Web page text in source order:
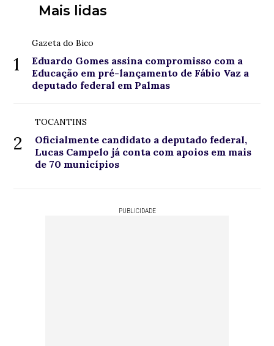
Mais lidas
1
Gazeta do Bico
Eduardo Gomes assina compromisso com a
Educação em pré-lançamento de Fábio Vaz a
deputado federal em Palmas
2
TOCANTINS
Oficialmente candidato a deputado federal,
Lucas Campelo já conta com apoios em mais
de 70 municípios
PUBLICIDADE